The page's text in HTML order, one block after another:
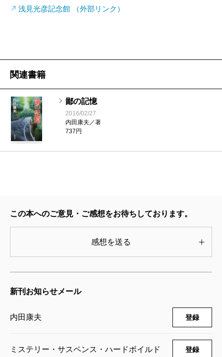
浅見光彦記念館 （外部リンク）
関連書籍
鄙の記憶
2016/02/27
内田康夫／著
737円
この本へのご意見・ご感想をお待ちしております。
感想を送る
新刊お知らせメール
内田康夫 登録
ミステリー・サスペンス・ハードボイルド 登録